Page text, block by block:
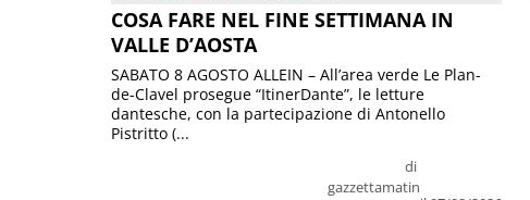
COSA FARE NEL FINE SETTIMANA IN
VALLE D’AOSTA
di
gazzettamatin
SABATO 8 AGOSTO ALLEIN – All’area verde Le Plan-
de-Clavel prosegue “ItinerDante”, le letture
dantesche, con la partecipazione di Antonello
Pistritto (...